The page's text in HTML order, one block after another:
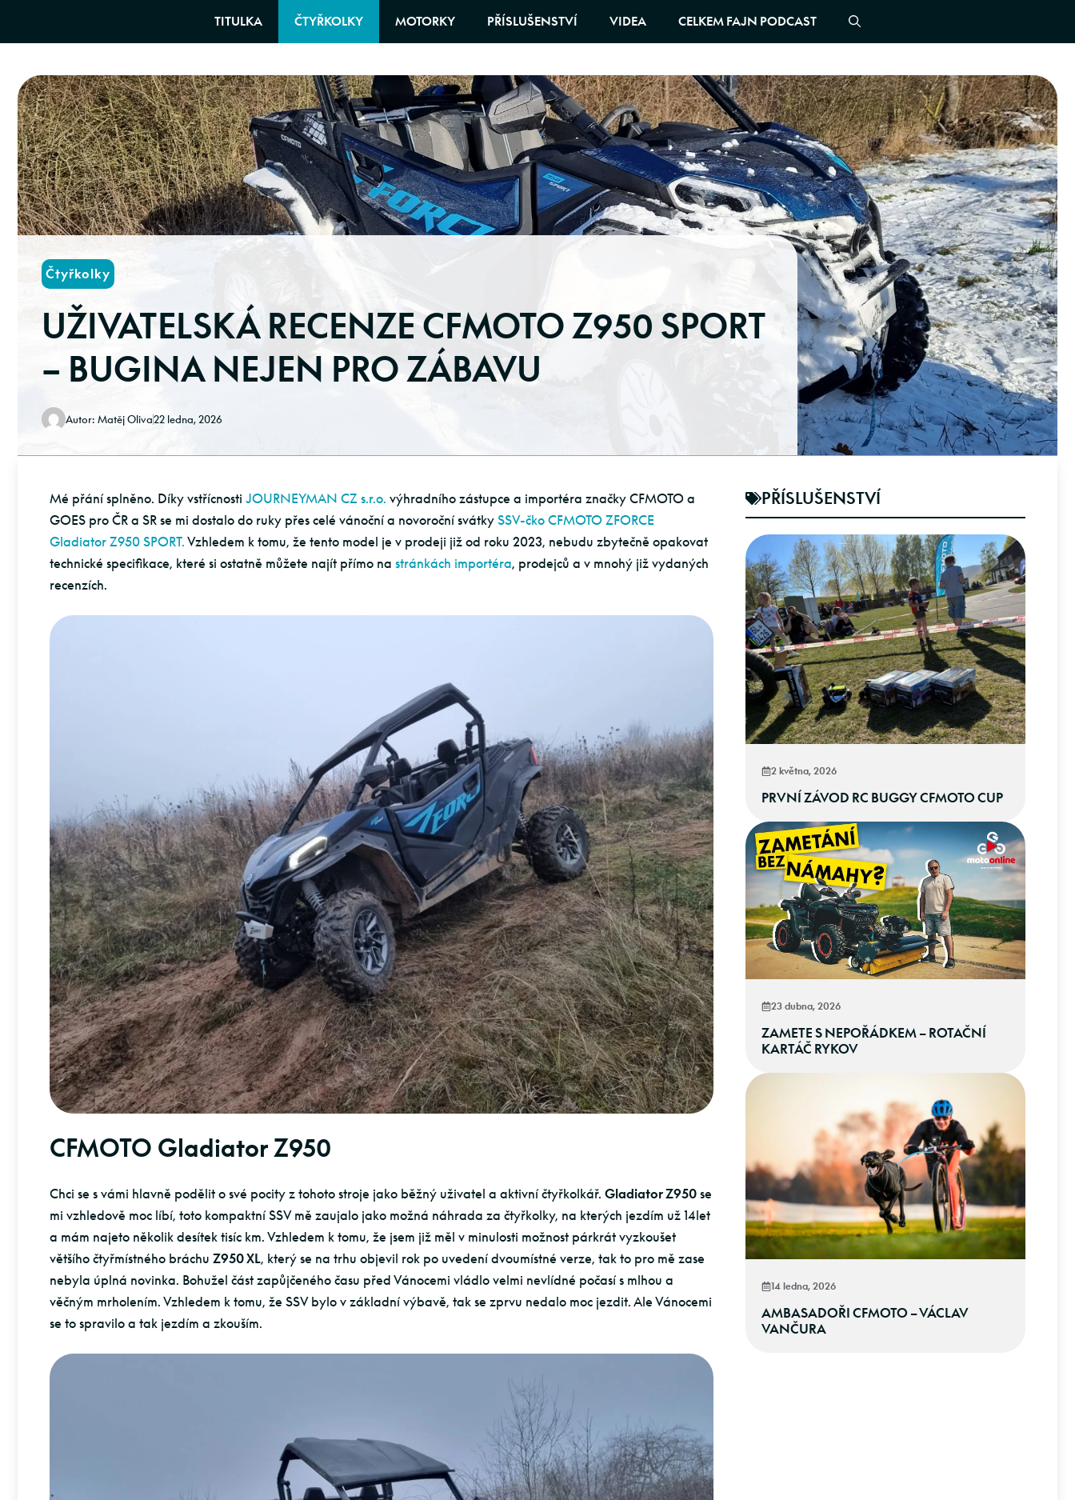
TITULKA ČTYŘKOLKY MOTORKY PŘÍSLUŠENSTVÍ VIDEA CELKEM FAJN PODCAST
Čtyřkolky
UŽIVATELSKÁ RECENZE CFMOTO Z950 SPORT
– BUGINA NEJEN PRO ZÁBAVU
Autor: Matěj Oliva22 ledna, 2026
Mé přání splněno. Díky vstřícnosti JOURNEYMAN CZ s.r.o. výhradního zástupce a importéra značky CFMOTO a
GOES pro ČR a SR se mi dostalo do ruky přes celé vánoční a novoroční svátky SSV-čko CFMOTO ZFORCE
Gladiator Z950 SPORT. Vzhledem k tomu, že tento model je v prodeji již od roku 2023, nebudu zbytečně opakovat
technické specifikace, které si ostatně můžete najít přímo na stránkách importéra, prodejců a v mnohý již vydaných
recenzích.
CFMOTO Gladiator Z950
Chci se s vámi hlavně podělit o své pocity z tohoto stroje jako běžný uživatel a aktivní čtyřkolkář. Gladiator Z950 se
mi vzhledově moc líbí, toto kompaktní SSV mě zaujalo jako možná náhrada za čtyřkolky, na kterých jezdím už 14let
a mám najeto několik desítek tisíc km. Vzhledem k tomu, že jsem již měl v minulosti možnost párkrát vyzkoušet
většího čtyřmístného bráchu Z950 XL, který se na trhu objevil rok po uvedení dvoumístné verze, tak to pro mě zase
nebyla úplná novinka. Bohužel část zapůjčeného času před Vánocemi vládlo velmi nevlídné počasí s mlhou a
věčným mrholením. Vzhledem k tomu, že SSV bylo v základní výbavě, tak se zprvu nedalo moc jezdit. Ale Vánocemi
se to spravilo a tak jezdím a zkouším.
PŘÍSLUŠENSTVÍ
2 května, 2026
PRVNÍ ZÁVOD RC BUGGY CFMOTO CUP
23 dubna, 2026
ZAMETE S NEPOŘÁDKEM – ROTAČNÍ
KARTÁČ RYKOV
14 ledna, 2026
AMBASADOŘI CFMOTO – VÁCLAV
VANČURA